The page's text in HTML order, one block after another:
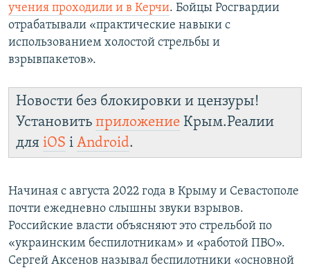
УКРАИНСКАЯ ПРОБЛЕМА КРЫМА
Все сайты RFE/RL
учения проходили и в Керчи. Бойцы Росгвардии
отрабатывали «практические навыки с
использованием холостой стрельбы и
взрывпакетов».
Новости без блокировки и цензуры!
Установить приложение Крым.Реалии
для iOS і Android.
Начиная с августа 2022 года в Крыму и Севастополе
почти ежедневно слышны звуки взрывов.
Российские власти объясняют это стрельбой по
«украинским беспилотникам» и «работой ПВО».
Сергей Аксенов называл беспилотники «основной